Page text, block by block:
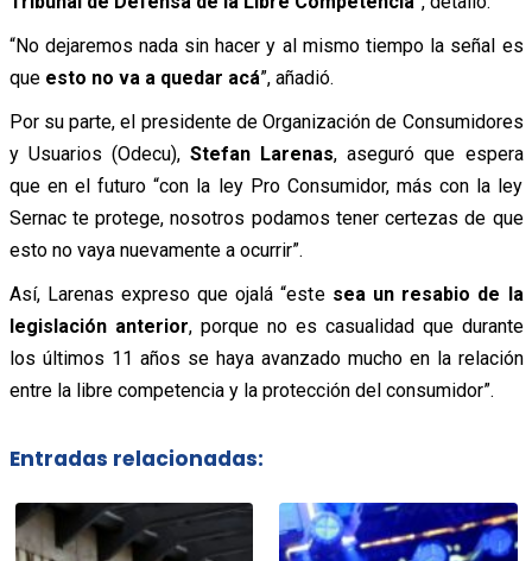
“No dejaremos nada sin hacer y al mismo tiempo la señal es
que esto no va a quedar acá”, añadió.
Por su parte, el presidente de Organización de Consumidores
y Usuarios (Odecu), Stefan Larenas, aseguró que espera
que en el futuro “con la ley Pro Consumidor, más con la ley
Sernac te protege, nosotros podamos tener certezas de que
esto no vaya nuevamente a ocurrir”.
Así, Larenas expreso que ojalá “estesea un resabio de la
legislación anterior, porque no es casualidad que durante
los últimos 11 años se haya avanzado mucho en la relación
entre la libre competencia y la protección del consumidor”.
Entradas relacionadas: